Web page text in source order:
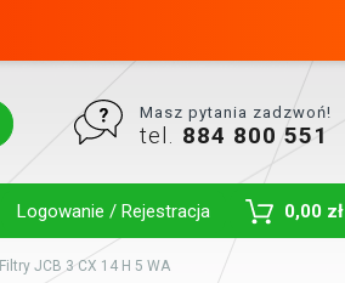
Masz pytania zadzwoń!
tel. 884 800 551
Logowanie / Rejestracja 0,00 zł
Filtry JCB 3 CX 14 H 5 WA